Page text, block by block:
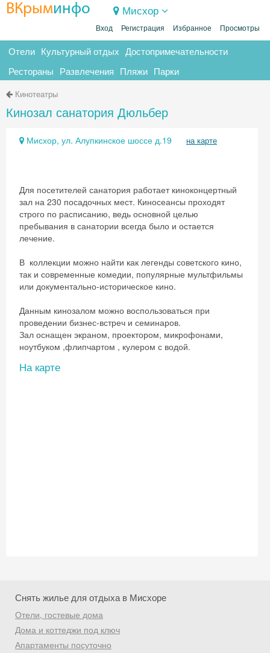
ВКрыминфо Мисхор
Вход Регистрация Избранное Просмотры
Отели Культурный отдых Достопримечательности
Рестораны Развлечения Пляжи Парки
Кинотеатры
Кинозал санатория Дюльбер
Мисхор, ул. Алупкинское шоссе д.19 на карте
Для посетителей санатория работает киноконцертный
зал на 230 посадочных мест. Киносеансы проходят
строго по расписанию, ведь основной целью
пребывания в санатории всегда было и остается
лечение.
В коллекции можно найти как легенды советского кино,
так и современные комедии, популярные мультфильмы
или документально-историческое кино.
Данным кинозалом можно воспользоваться при
проведении бизнес-встреч и семинаров.
Зал оснащен экраном, проектором, микрофонами,
ноутбуком ,флипчартом , кулером с водой.
На карте
Снять жилье для отдыха в Мисхоре
Отели, гостевые дома
Дома и коттеджи под ключ
Апартаменты посуточно
Хочешь дешевле? Оставь почту и получи
промокод на первое бронирование!